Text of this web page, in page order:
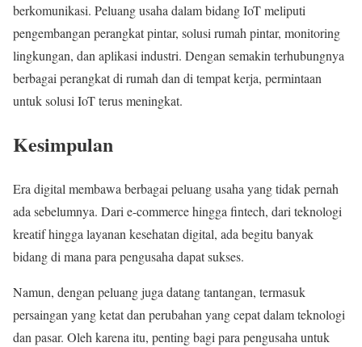
berkomunikasi. Peluang usaha dalam bidang IoT meliputi
pengembangan perangkat pintar, solusi rumah pintar, monitoring
lingkungan, dan aplikasi industri. Dengan semakin terhubungnya
berbagai perangkat di rumah dan di tempat kerja, permintaan
untuk solusi IoT terus meningkat.
Kesimpulan
Era digital membawa berbagai peluang usaha yang tidak pernah
ada sebelumnya. Dari e-commerce hingga fintech, dari teknologi
kreatif hingga layanan kesehatan digital, ada begitu banyak
bidang di mana para pengusaha dapat sukses.
Namun, dengan peluang juga datang tantangan, termasuk
persaingan yang ketat dan perubahan yang cepat dalam teknologi
dan pasar. Oleh karena itu, penting bagi para pengusaha untuk